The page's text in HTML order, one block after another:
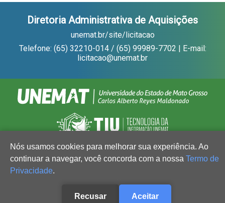
Diretoria Administrativa de Aquisições
unemat.br/site/licitacao
Telefone: (65) 32210-014 / (65) 99989-7702 | E-mail:
licitacao@unemat.br
Nós usamos cookies para melhorar sua experiência. Ao
continuar a navegar, você concorda com a nossa Termo de
Privacidade.
Recusar Aceitar